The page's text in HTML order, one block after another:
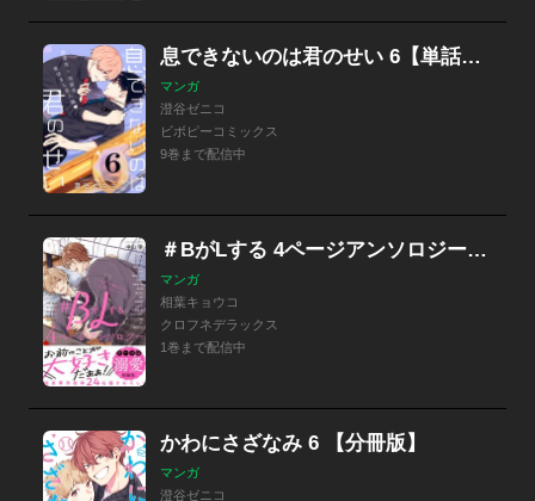
息できないのは君のせい 6【単話版】
マンガ
澄谷ゼニコ
ビボピーコミックス
9巻まで配信中
＃BがLする 4ページアンソロジー ～好きがあふれて止まらない！～
マンガ
相葉キョウコ
クロフネデラックス
1巻まで配信中
かわにさざなみ 6 【分冊版】
マンガ
澄谷ゼニコ